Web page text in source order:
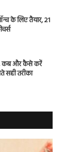
के लिए तैयार, 21
कब और कैसे करें
सही तरीका